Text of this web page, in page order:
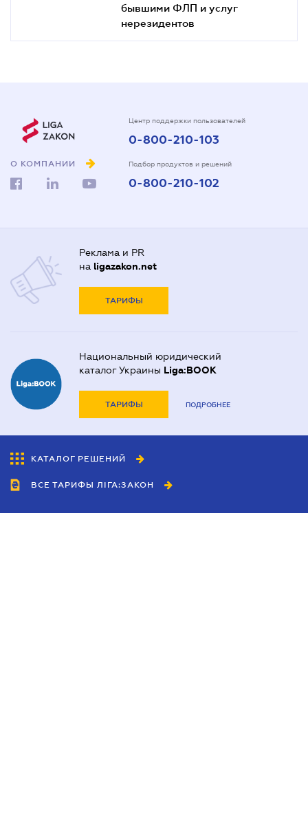
бывшими ФЛП и услуг
нерезидентов
О КОМПАНИИ
Центр поддержки пользователей
0-800-210-103
Подбор продуктов и решений
0-800-210-102
Реклама и PR
на ligazakon.net
ТАРИФЫ
Национальный юридический
каталог Украины Liga:BOOK
ТАРИФЫ ПОДРОБНЕЕ
КАТАЛОГ РЕШЕНИЙ
ВСЕ ТАРИФЫ ЛІГА:ЗАКОН